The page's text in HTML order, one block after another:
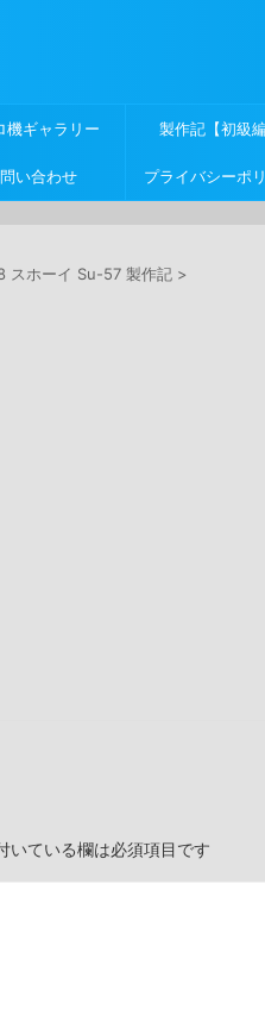
機ギャラリー 製作記【初級編
い合わせ プライバシーポ
スホーイ Su-57 製作記 >
いている欄は必須項目です